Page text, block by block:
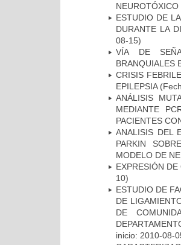
NEUROTÓXICO
ESTUDIO DE
DURANTE LA
08-15)
VÍA DE
BRANQUIALES
CRISIS
EPILEPSIA
ANÁLISIS
MEDIANTE
PACIENTES
ANALISIS DEL
PARKIN
MODELO DE
EXPRESIÓN
10)
ESTUDIO DE
DE
DE
inicio: 2010-08-